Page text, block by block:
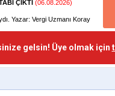
gelsin! Üye olmak için